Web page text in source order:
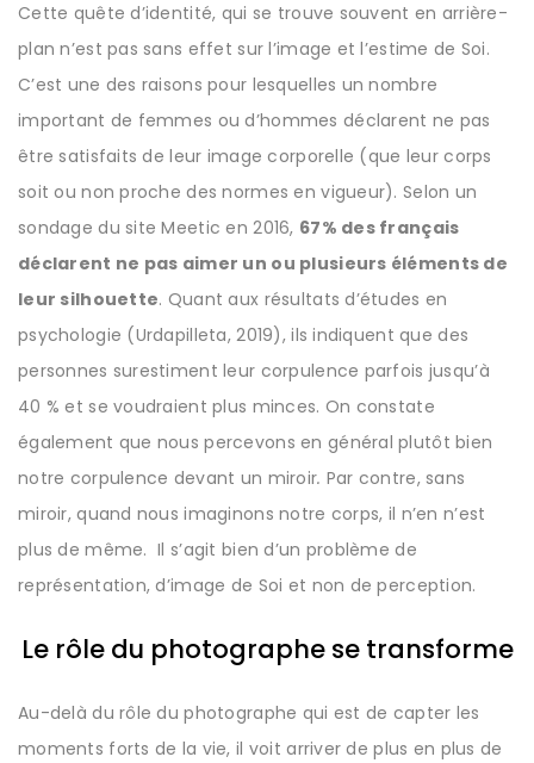
Cette quête d’identité, qui se trouve souvent en arrière-
plan n’est pas sans effet sur l’image et l’estime de Soi.
C’est une des raisons pour lesquelles un nombre
important de femmes ou d’hommes déclarent ne pas
être satisfaits de leur image corporelle (que leur corps
soit ou non proche des normes en vigueur). Selon un
sondage du site Meetic en 2016, 67% des français
déclarent ne pas aimer un ou plusieurs éléments de
leur silhouette. Quant aux résultats d’études en
psychologie (Urdapilleta, 2019), ils indiquent que des
personnes surestiment leur corpulence parfois jusqu’à
40 % et se voudraient plus minces. On constate
également que nous percevons en général plutôt bien
notre corpulence devant un miroir. Par contre, sans
miroir, quand nous imaginons notre corps, il n’en n’est
plus de même. Il s’agit bien d’un problème de
représentation, d’image de Soi et non de perception.
Le rôle du photographe se transforme
Au-delà du rôle du photographe qui est de capter les
moments forts de la vie, il voit arriver de plus en plus de